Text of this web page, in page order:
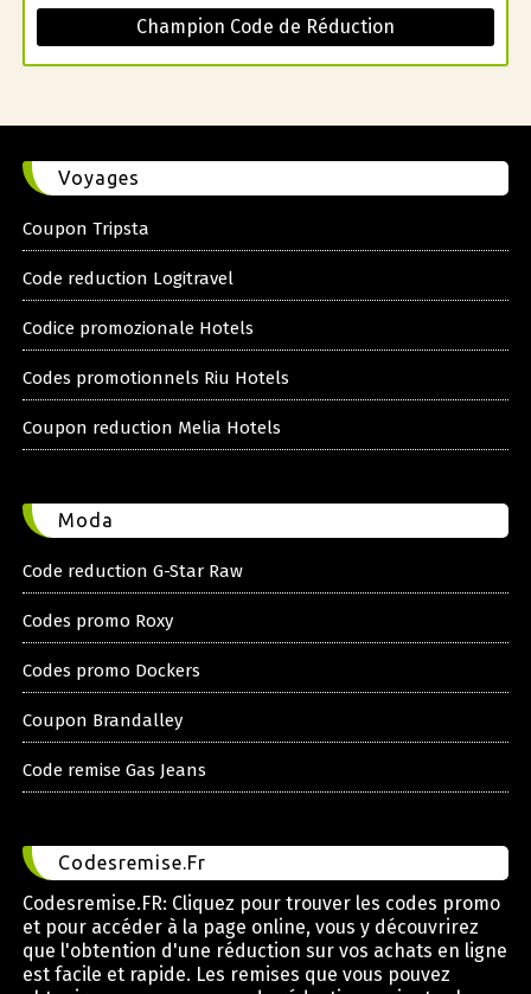
Champion Code de Réduction
Voyages
Coupon Tripsta
Code reduction Logitravel
Codice promozionale Hotels
Codes promotionnels Riu Hotels
Coupon reduction Melia Hotels
Moda
Code reduction G-Star Raw
Codes promo Roxy
Codes promo Dockers
Coupon Brandalley
Code remise Gas Jeans
Codesremise.Fr
Codesremise.FR: Cliquez pour trouver les codes promo
et pour accéder à la page online, vous y découvrirez
que l'obtention d'une réduction sur vos achats en ligne
est facile et rapide. Les remises que vous pouvez